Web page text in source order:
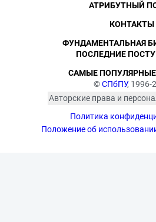
©СПбПУ, 1996-
Авторские права и
изображённых лиц в
с требованиями
Политика
Положение об
АТРИБУТНЫЙ
КОНТАКТЫ
ФУНДАМЕНТАЛЬНАЯ
ПОСЛЕДНИЕ
САМЫЕ